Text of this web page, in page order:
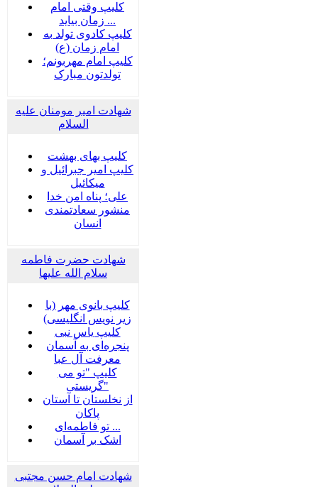
کلیپ وقتی امام
زمان بیاید ...
کلیپ کادوی تولد به
امام زمان (ع)
کلیپ امام مهربونم؛
تولدتون مبارک
شهادت امیر مومنان علیه
السلام
کلیپ بهای بهشت
کلیپ امیر جبرائیل و
میکائیل
علی؛ پناه امن خدا
منشور سعادتمندی
انسان
شهادت حضرت فاطمه
سلام الله علیها
کلیپ بانوی مهر (با
زیر نویس انگلیسی)
کلیپ یاس نبی
پنجره‌ای به آسمان
معرفت آل عبا
کلیپ "تو می
گریستی"
از نخلستان تا آستان
پاکان
تو فاطمه‌ای ...
اشک بر آسمان
شهادت امام حسن مجتبی